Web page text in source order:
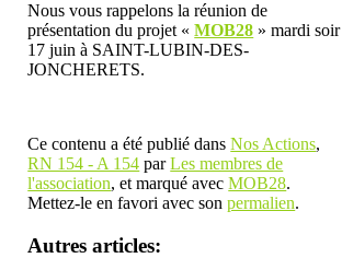
Nous vous rappelons la réunion de
présentation du projet «MOB28 » mardi soir
17 juin à SAINT-LUBIN-DES-
JONCHERETS.
Ce contenu a été publié dansNos Actions,
RN 154 - A 154 parLes membres de
l'association, et marqué avecMOB28.
Mettez-le en favori avec sonpermalien.
Autres articles: